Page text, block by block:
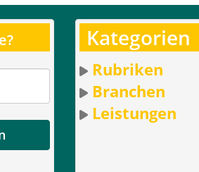
Kategorien
Rubriken
Branchen
Leistungen